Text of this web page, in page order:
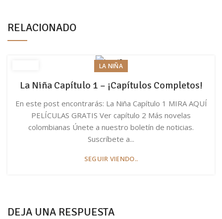
RELACIONADO
LA NIÑA
La Niña Capítulo 1 – ¡Capítulos Completos!
En este post encontrarás: La Niña Capítulo 1 MIRA AQUÍ
PELÍCULAS GRATIS Ver capítulo 2 Más novelas
colombianas Únete a nuestro boletín de noticias.
Suscríbete a...
SEGUIR VIENDO..
DEJA UNA RESPUESTA